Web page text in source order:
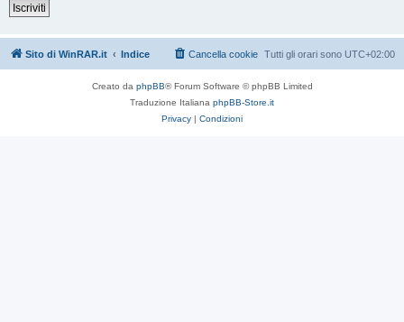
Iscriviti
Sito di WinRAR.it Indice Tutti gli orari sono UTC+02:00
Cancella cookie
Creato da phpBB® Forum Software © phpBB Limited
Traduzione Italiana phpBB-Store.it
Privacy | Condizioni